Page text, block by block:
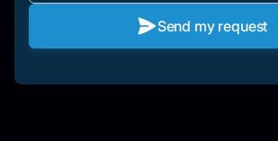
Send my request